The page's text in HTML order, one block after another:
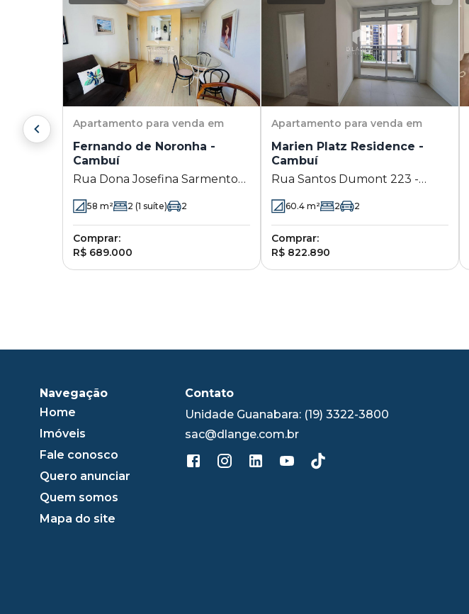
Apartamento para venda em
Fernando de Noronha -
Cambuí
Rua Dona Josefina Sarmento
58 m² 2 (1 suíte) 2
Comprar:
R$ 689.000
Apartamento para venda em
Marien Platz Residence -
Cambuí
Rua Santos Dumont 223 -
60.4 m² 2 2
Comprar:
R$ 822.890
Navegação
Home
Imóveis
Fale conosco
Quero anunciar
Quem somos
Mapa do site
Contato
Unidade Guanabara: (19) 3322-3800
sac@dlange.com.br